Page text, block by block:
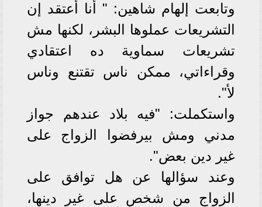
وتابعت إلهام شاهين: " أنا أعتقد إن
التشريعات عملوها البشر، لكنها مش
تشريعات سماوية ده اعتقادي
وقراءاتي، ممكن ناس تقتنع وناس
لأ".
واستكملت: "فيه بلاد عندهم جواز
مدني ومش بيرفضوا الزواج على
غير دين بعض".
وعند سؤالها عن هل توافق على
الزواج من شخص على غير دينها،